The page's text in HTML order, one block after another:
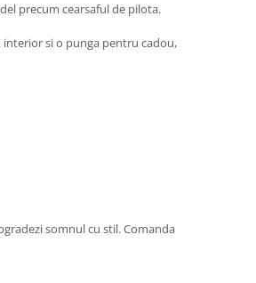
precum cearsaful de pilota.
interior si o punga pentru cadou,
somnul cu stil. Comanda